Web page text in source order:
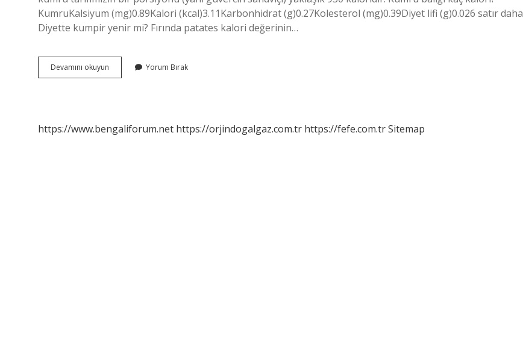
KumruKalsiyum (mg)0.89Kalori (kcal)3.11Karbonhidrat (g)0.27Kolesterol (mg)0.39Diyet lifi (g)0.026 satır daha
Diyette kumpir yenir mi? Fırında patates kalori değerinin…
Devamını okuyun
Adet
Yorum Bırak
https://www.bengaliforum.net https://orjindogalgaz.com.tr https://fefe.com.trSitemap